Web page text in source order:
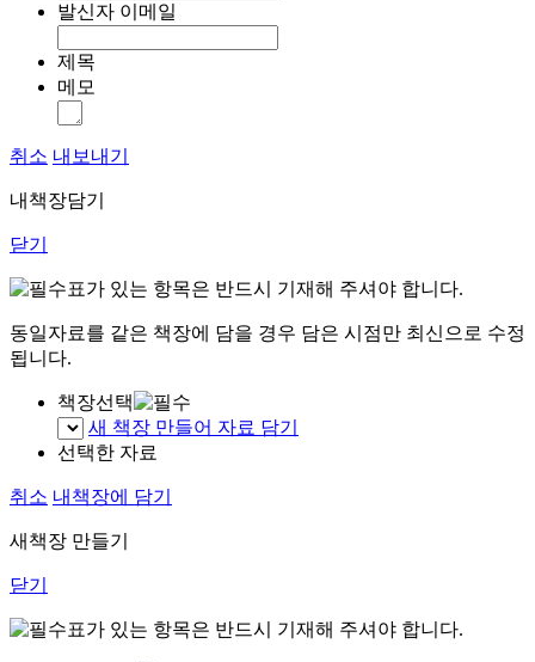
발신자 이메일
제목
메모
취소 내보내기
내책장담기
닫기
표가 있는 항목은 반드시 기재해 주셔야 합니다.
동일자료를 같은 책장에 담을 경우 담은 시점만 최신으로 수정
됩니다.
책장선택
새 책장 만들어 자료 담기
선택한 자료
취소 내책장에 담기
새책장 만들기
닫기
표가 있는 항목은 반드시 기재해 주셔야 합니다.